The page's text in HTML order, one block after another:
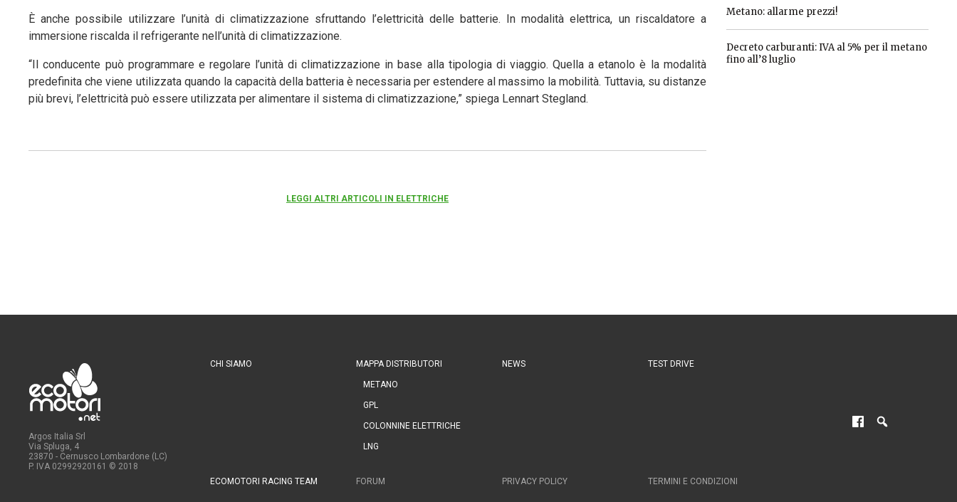
È anche possibile utilizzare l’unità di climatizzazione sfruttando l’elettricità delle batterie. In modalità elettrica, un riscaldatore a
immersione riscalda il refrigerante nell’unità di climatizzazione.
“Il conducente può programmare e regolare l’unità di climatizzazione in base alla tipologia di viaggio. Quella a etanolo è la modalità
predefinita che viene utilizzata quando la capacità della batteria è necessaria per estendere al massimo la mobilità. Tuttavia, su distanze
più brevi, l’elettricità può essere utilizzata per alimentare il sistema di climatizzazione,” spiega Lennart Stegland.
LEGGI ALTRI ARTICOLI IN ELETTRICHE
Metano: allarme prezzi!
Decreto carburanti: IVA al 5% per il metano
fino all’8 luglio
Argos Italia Srl
Via Spluga, 4
23870 - Cernusco Lombardone (LC)
P. IVA 02992920161 © 2018
CHI SIAMO MAPPA DISTRIBUTORI
METANO
GPL
COLONNINE ELETTRICHE
LNG
NEWS TEST DRIVE
ECOMOTORI RACING TEAM FORUM PRIVACY POLICY TERMINI E CONDIZIONI